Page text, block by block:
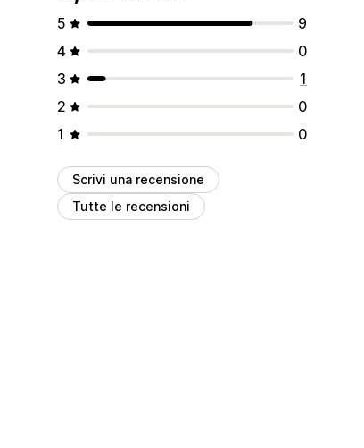
5
9
4
0
3
1
2
0
1
0
Scrivi una recensione
Tutte le recensioni